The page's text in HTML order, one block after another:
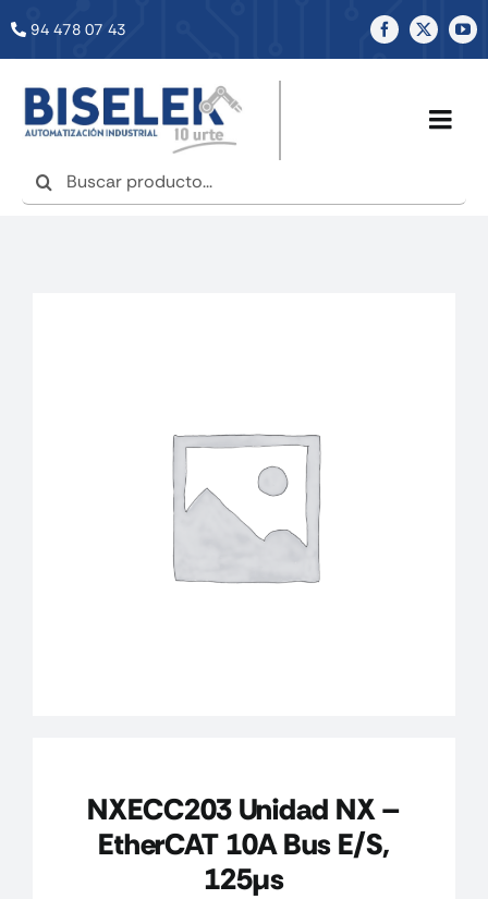
94 478 07 43
Buscar:
INICIO
NXECC203 Unidad NX –
EtherCAT 10A Bus E/S,
125µs